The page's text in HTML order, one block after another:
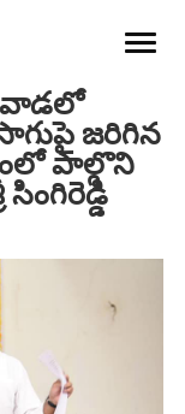
జరిగిన
పాల్గొని
సింగిరెడ్డి